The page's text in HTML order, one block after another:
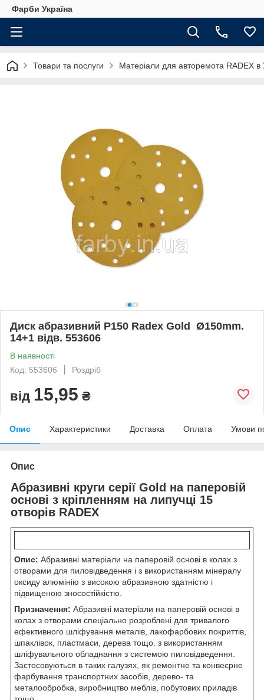
Фарби Україна
Товари та послуги Матеріали для авторемота RADEX в
Диск абразивний Р150 Radex Gold Ø150mm.
14+1 відв. 553606
В наявності
Код: 553606
Роздріб
від 15,95 ₴
Опис Характеристики Доставка Оплата Умови
Опис
Абразивні круги серії Gold на паперовій
основі з кріпленням на липучці 15
отворів RADEX
Опис: Абразивні матеріали на паперовій основі в колах з
отворами для пиловідведення і з використанням мінералу
оксиду алюмінію з високою абразивною здатністю і
підвищеною зносостійкістю.
Призначення: Абразивні матеріали на паперовій основі в
колах з отворами спеціально розроблені для тривалого
ефективного шліфування металів, лакофарбових покриттів,
шпаклівок, пластмаси, дерева тощо. з використанням
шліфувального обладнання з системою пиловідведення.
Застосовуються в таких галузях, як ремонтне та конвеєрне
фарбування транспортних засобів, дерево- та
металообробка, виробництво меблів, побутових приладів